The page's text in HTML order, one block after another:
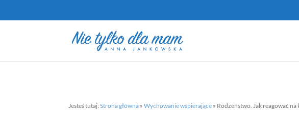
Jesteś tutaj:Strona główna »Wychowanie wspierające » Rodzeństwo. Jak reagować